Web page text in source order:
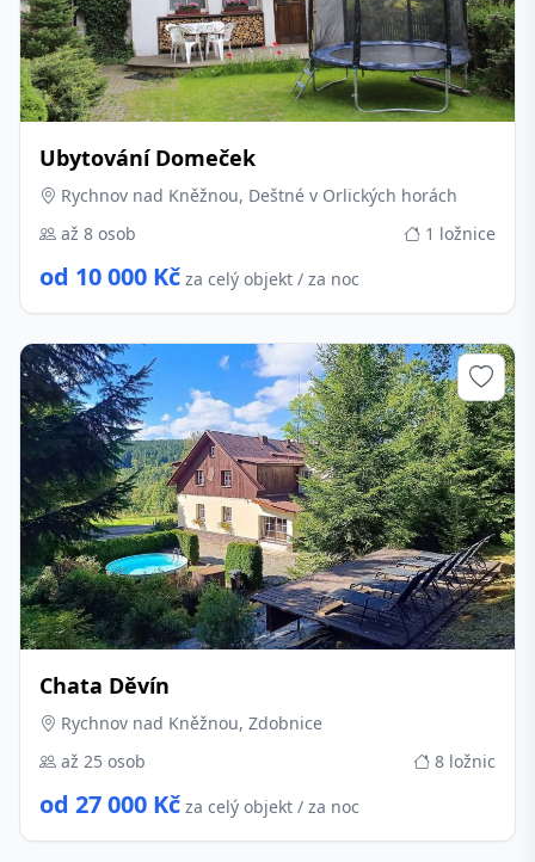
Ubytování Domeček
Rychnov nad Kněžnou, Deštné v Orlických horách
až 8 osob
1 ložnice
od 10 000 Kč za celý objekt / za noc
Chata Děvín
Rychnov nad Kněžnou, Zdobnice
až 25 osob
8 ložnic
od 27 000 Kč za celý objekt / za noc